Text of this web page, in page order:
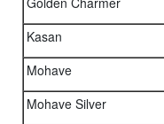
Kasan
Mohave
Mohave Silver